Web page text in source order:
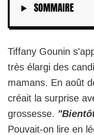
SOMMAIRE
Tiffany Gounin
très élargi des
mamans. En août
créait la surprise
grossesse.
Pouvait-on lire en